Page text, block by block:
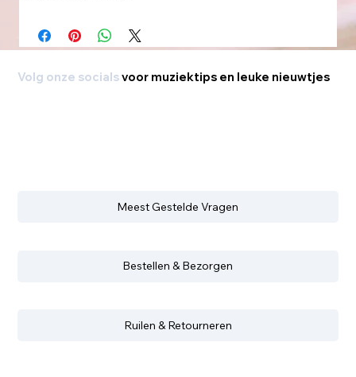
Volg onze socialsvoor muziektips en leuke nieuwtjes
Meest Gestelde Vragen
Bestellen & Bezorgen
Ruilen & Retourneren